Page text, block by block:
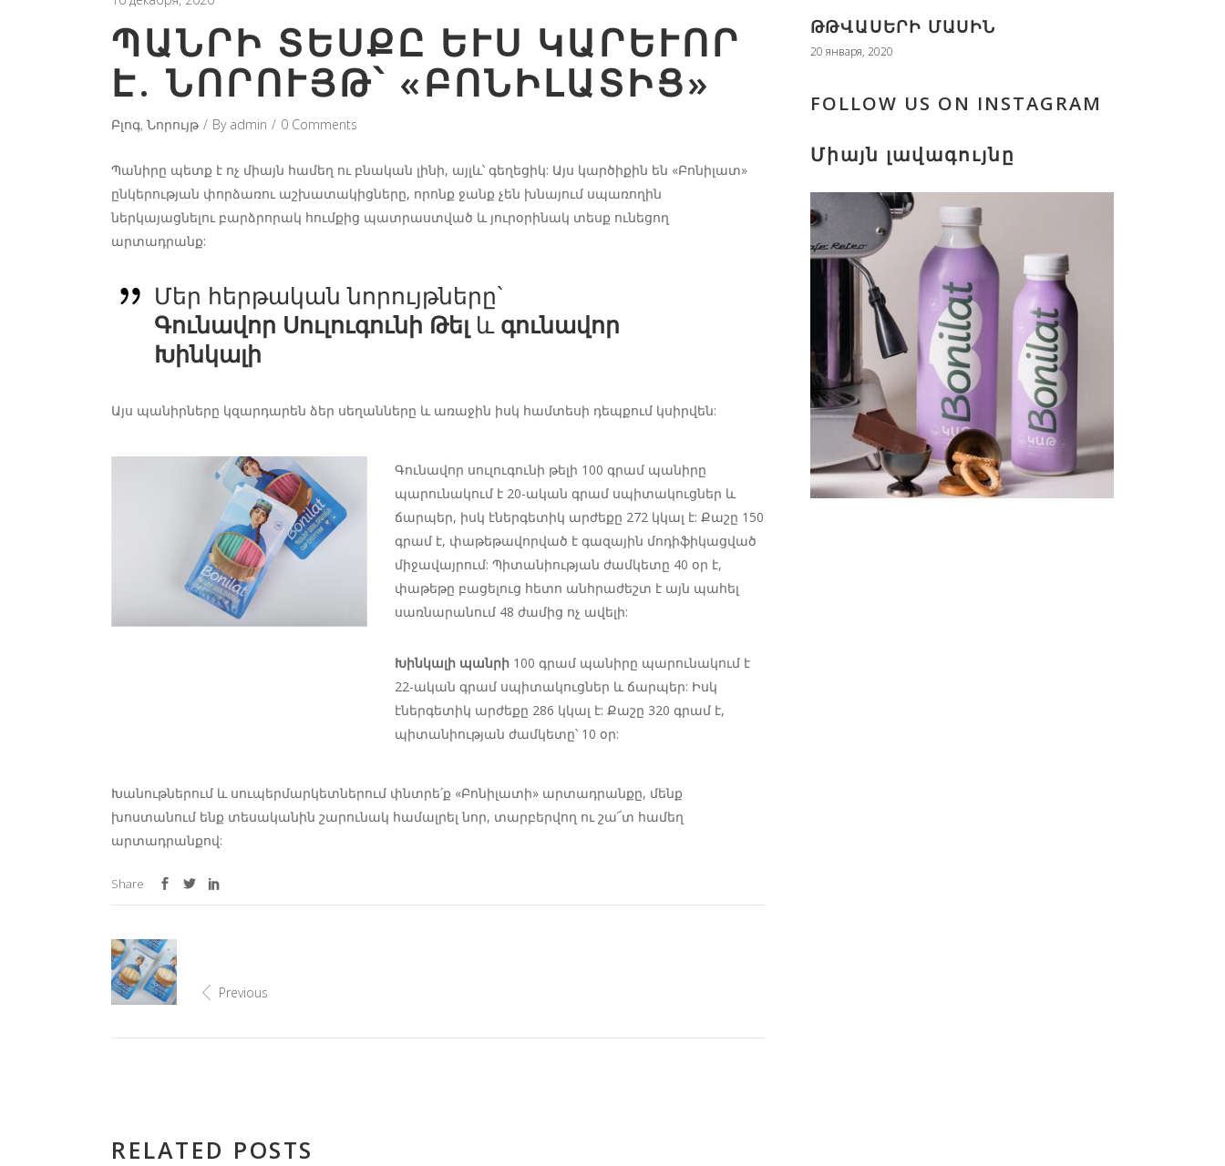
ՊԱՆՐԻ ՏԵՍՔԸ ԵՒՍ ԿԱՐԵՒՈՐ Է.
ՆՈՐՈՒՅԹ՝ «ԲՈՆԻԼԱՏԻՑ»
Բլոգ, Նորույթ By admin 0 Comments
Պանիրը պետք է ոչ միայն համեղ ու բնական լինի, այլև՝ գեղեցիկ: Այս կարծիքին են «Բոնիլատ»
ընկերության փորձառու աշխատակիցները, որոնք ջանք չեն խնայում սպառողին
ներկայացնելու բարձրորակ հումքից պատրաստված և յուրօրինակ տեսք ունեցող
արտադրանք:
Մեր հերթական նորույթները`
Գունավոր Սուլուգունի Թել և գունավոր
Խինկալի
Այս պանիրները կզարդարեն ձեր սեղանները և առաջին իսկ համտեսի դեպքում կսիրվեն:
Գունավոր սուլուգունի թելի 100 գրամ պանիրը
պարունակում է 20-ական գրամ սպիտակուցներ և
ճարպեր, իսկ էներգետիկ արժեքը 272 կկալ է: Քաշը 150
գրամ է, փաթեթավորված է գազային մոդիֆիկացված
միջավայրում: Պիտանիության ժամկետը 40 օր է,
փաթեթը բացելուց հետո անհրաժեշտ է այն պահել
սառնարանում 48 ժամից ոչ ավելի:
Խինկալի պանրի 100 գրամ պանիրը պարունակում է
22-ական գրամ սպիտակուցներ և ճարպեր: Իսկ
էներգետիկ արժեքը 286 կկալ է: Քաշը 320 գրամ է,
պիտանիության ժամկետը՝ 10 օր:
Խանութներում և սուպերմարկետներում փնտրե՛ք «Բոնիլատի» արտադրանքը, մենք
խոստանում ենք տեսականին շարունակ համալրել նոր, տարբերվող ու շա՜տ համեղ
արտադրանքով:
Share
Previous
RELATED POSTS
ԹԹՎԱՍԵՐԻ ՄԱՍԻՆ
20 января, 2020
FOLLOW US ON INSTAGRAM
Միայն լավագույնը